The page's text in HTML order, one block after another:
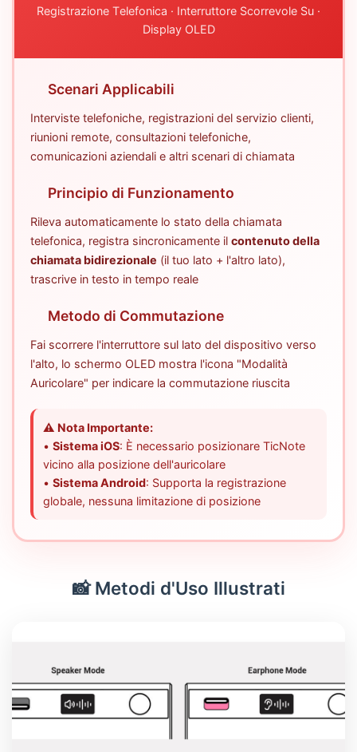
Registrazione Telefonica · Interruttore Scorrevole Su ·
Display OLED
Scenari Applicabili
Interviste telefoniche, registrazioni del servizio clienti,
riunioni remote, consultazioni telefoniche,
comunicazioni aziendali e altri scenari di chiamata
Principio di Funzionamento
Rileva automaticamente lo stato della chiamata
telefonica, registra sincronicamente il contenuto della
chiamata bidirezionale (il tuo lato + l'altro lato),
trascrive in testo in tempo reale
Metodo di Commutazione
Fai scorrere l'interruttore sul lato del dispositivo verso
l'alto, lo schermo OLED mostra l'icona "Modalità
Auricolare" per indicare la commutazione riuscita
⚠️ Nota Importante:
• Sistema iOS: È necessario posizionare TicNote
vicino alla posizione dell'auricolare
• Sistema Android: Supporta la registrazione
globale, nessuna limitazione di posizione
📸 Metodi d'Uso Illustrati